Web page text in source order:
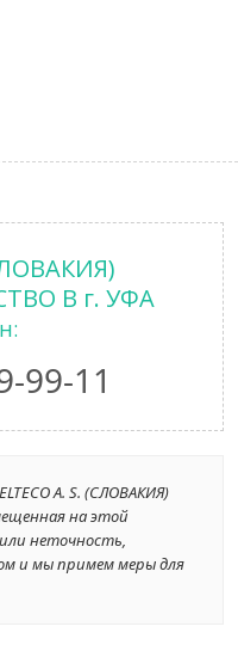
В г. УФА
99-11
A. S. (СЛОВАКИЯ)
на этой
неточность,
и мы примем меры для